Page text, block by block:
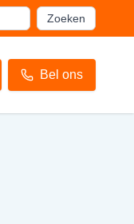
Zoeken
Bel ons